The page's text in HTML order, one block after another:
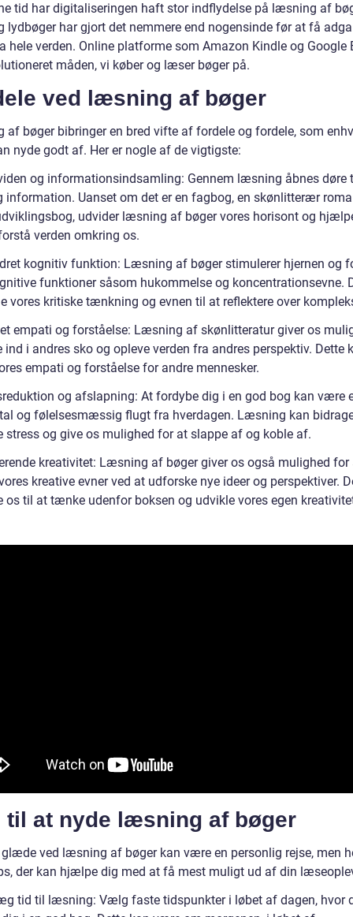
tid har digitaliseringen haft stor indflydelse på læsning af
lydbøger har gjort det nemmere end nogensinde før at få
hele verden. Online platforme som Amazon Kindle og Google
måden, vi køber og læser bøger på.
ved læsning af bøger
af bøger bibringer en bred vifte af fordele og fordele, som
nyde godt af. Her er nogle af de vigtigste:
og informationsindsamling: Gennem læsning åbnes døre
information. Uanset om det er en fagbog, en skønlitterær
udvider læsning af bøger vores horisont og
verden omkring os.
kognitiv funktion: Læsning af bøger stimulerer hjernen og
funktioner såsom hukommelse og koncentrationsevne.
vores kritiske tænkning og evnen til at reflektere over
empati og forståelse: Læsning af skønlitteratur giver os
i andres sko og opleve verden fra andres perspektiv. Dette
empati og forståelse for andre mennesker.
og afslapning: At fordybe dig i en god bog kan være
og følelsesmæssig flugt fra hverdagen. Læsning kan
stress og give os mulighed for at slappe af og koble af.
kreativitet: Læsning af bøger giver os også mulighed for
kreative evner ved at udforske nye ideer og perspektiver.
os til at tænke udenfor boksen og udvikle vores egen
til at nyde læsning af bøger
ved læsning af bøger kan være en personlig rejse, men
der kan hjælpe dig med at få mest muligt ud af din
tid til læsning: Vælg faste tidspunkter i løbet af dagen, hvor